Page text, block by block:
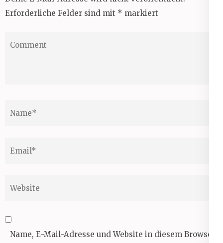
Erforderliche Felder sind mit * markiert
Name, E-Mail-Adresse und Website in diesem Browser